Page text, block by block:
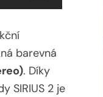
barevná
. Díky
SIRIUS 2 je